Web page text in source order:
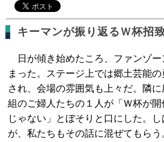
キーマンが振り返るＷ杯招
日が傾き始めたころ、ファンゾー
まった。ステージ上では郷土芸能
され、会場の雰囲気も上々だ。隣
組のご婦人たちの１人が「Ｗ杯が
じゃない」とぼそりと口にした。
が、私たちもその話に混ぜてもら